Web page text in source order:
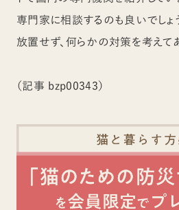
専門家に相談するのも良いでしょ
放置せず、何らかの対策を考えて
（記事 bzp00343）